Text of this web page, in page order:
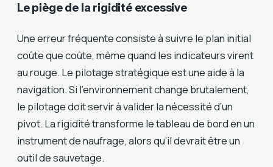
Le piège de la rigidité excessive
Une erreur fréquente consiste à suivre le plan initial
coûte que coûte, même quand les indicateurs virent
au rouge. Le pilotage stratégique est une aide à la
navigation. Si l’environnement change brutalement,
le pilotage doit servir à valider la nécessité d’un
pivot. La rigidité transforme le tableau de bord en un
instrument de naufrage, alors qu’il devrait être un
outil de sauvetage.